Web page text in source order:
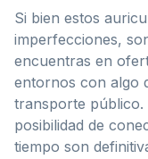
Si bien estos
imperfecciones,
encuentras en
entornos con algo
transporte público.
posibilidad de
tiempo son